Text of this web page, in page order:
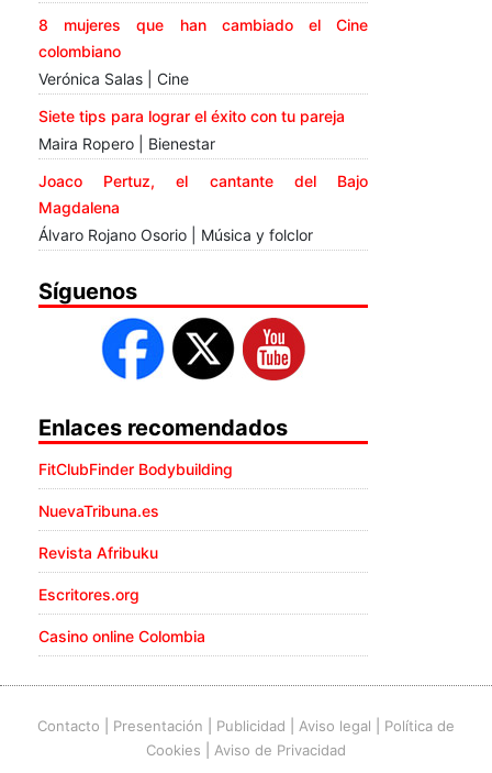
8 mujeres que han cambiado el Cine
colombiano
Verónica Salas | Cine
Siete tips para lograr el éxito con tu pareja
Maira Ropero | Bienestar
Joaco Pertuz, el cantante del Bajo
Magdalena
Álvaro Rojano Osorio | Música y folclor
Síguenos
Enlaces recomendados
FitClubFinder Bodybuilding
NuevaTribuna.es
Revista Afribuku
Escritores.org
Casino online Colombia
Contacto Presentación Publicidad Aviso legal
Política de
Cookies
Aviso de Privacidad